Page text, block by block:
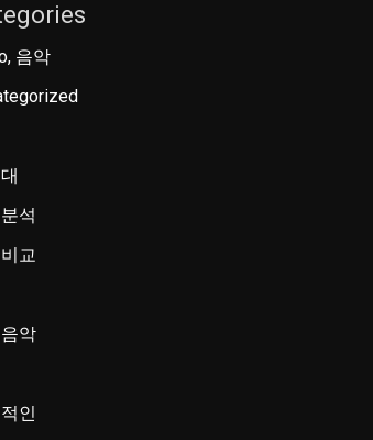
음악
석
교
악
인